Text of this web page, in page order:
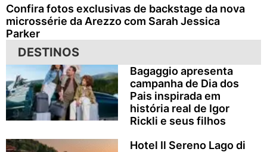
Confira fotos exclusivas de backstage da nova
microssérie da Arezzo com Sarah Jessica
Parker
DESTINOS
Bagaggio apresenta
campanha de Dia dos
Pais inspirada em
história real de Igor
Rickli e seus filhos
Hotel Il Sereno Lago di